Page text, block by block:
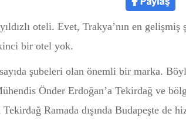
oteli. Evet, Trakya’nın en gelişmiş
bir otel yok.
şubeleri olan önemli bir marka.
Önder Erdoğan’a Tekirdağ ve
Ramada dışında Budapeşte de